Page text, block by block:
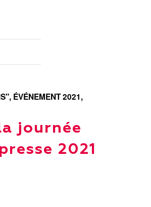
, ÉVÉNEMENT 2021,
journée
2021